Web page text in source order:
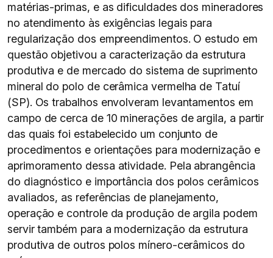
matérias-primas, e as dificuldades dos mineradores
no atendimento às exigências legais para
regularização dos empreendimentos. O estudo em
questão objetivou a caracterização da estrutura
produtiva e de mercado do sistema de suprimento
mineral do polo de cerâmica vermelha de Tatuí
(SP). Os trabalhos envolveram levantamentos em
campo de cerca de 10 minerações de argila, a partir
das quais foi estabelecido um conjunto de
procedimentos e orientações para modernização e
aprimoramento dessa atividade. Pela abrangência
do diagnóstico e importância dos polos cerâmicos
avaliados, as referências de planejamento,
operação e controle da produção de argila podem
servir também para a modernização da estrutura
produtiva de outros polos mínero-cerâmicos do